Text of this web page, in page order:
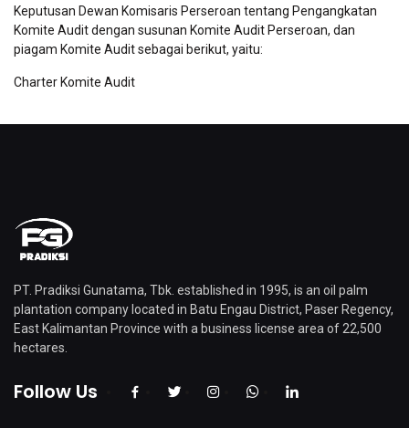
Keputusan Dewan Komisaris Perseroan tentang Pengangkatan
Komite Audit dengan susunan Komite Audit Perseroan, dan
piagam Komite Audit sebagai berikut, yaitu:
Charter Komite Audit
PT. Pradiksi Gunatama, Tbk. established in 1995, is an oil palm
plantation company located in Batu Engau District, Paser Regency,
East Kalimantan Province with a business license area of ​​22,500
hectares.
Follow Us